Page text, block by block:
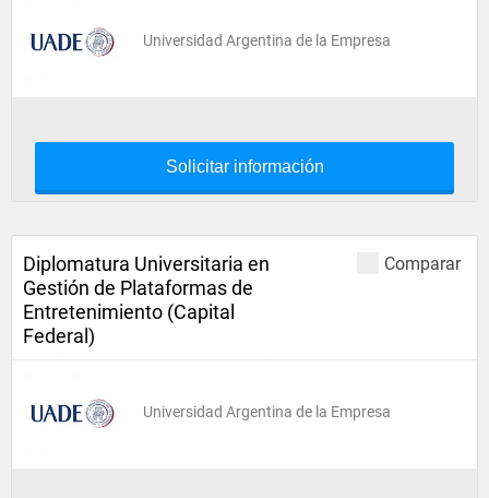
Universidad Argentina de la Empresa
Solicitar información
Comparar
Diplomatura Universitaria en
Gestión de Plataformas de
Entretenimiento (Capital
Federal)
Universidad Argentina de la Empresa